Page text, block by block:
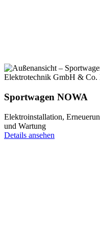
Sportwagen NOWA
Elektroinstallation,
und Wartung
Details ansehen